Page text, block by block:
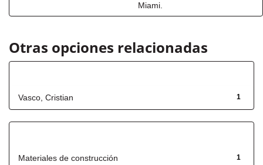
Miami.
Otras opciones relacionadas
1
Vasco, Cristian
1
Materiales de construcción